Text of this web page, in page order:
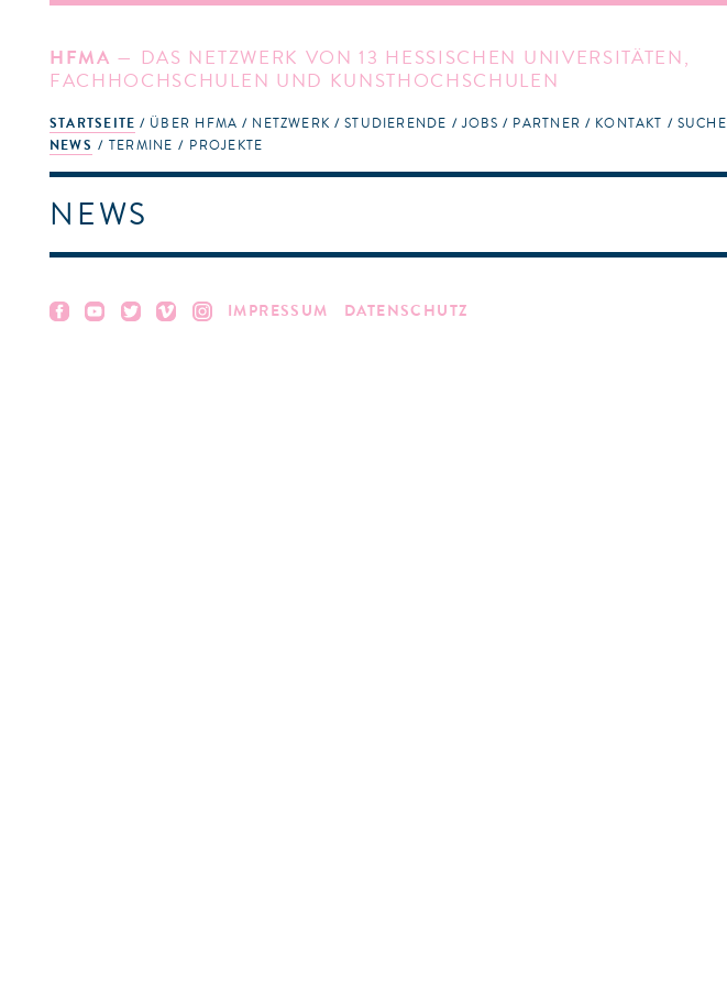
HFMA — DAS NETZWERK VON 13 HESSISCHEN UNIVERSITÄTEN,
FACHHOCHSCHULEN UND KUNSTHOCHSCHULEN
STARTSEITE
NEWS
TERMINE PROJEKTE
ÜBER HFMA NETZWERK STUDIERENDE JOBS PARTNER KONTAKT SUCHE
NEWS
IMPRESSUM DATENSCHUTZ